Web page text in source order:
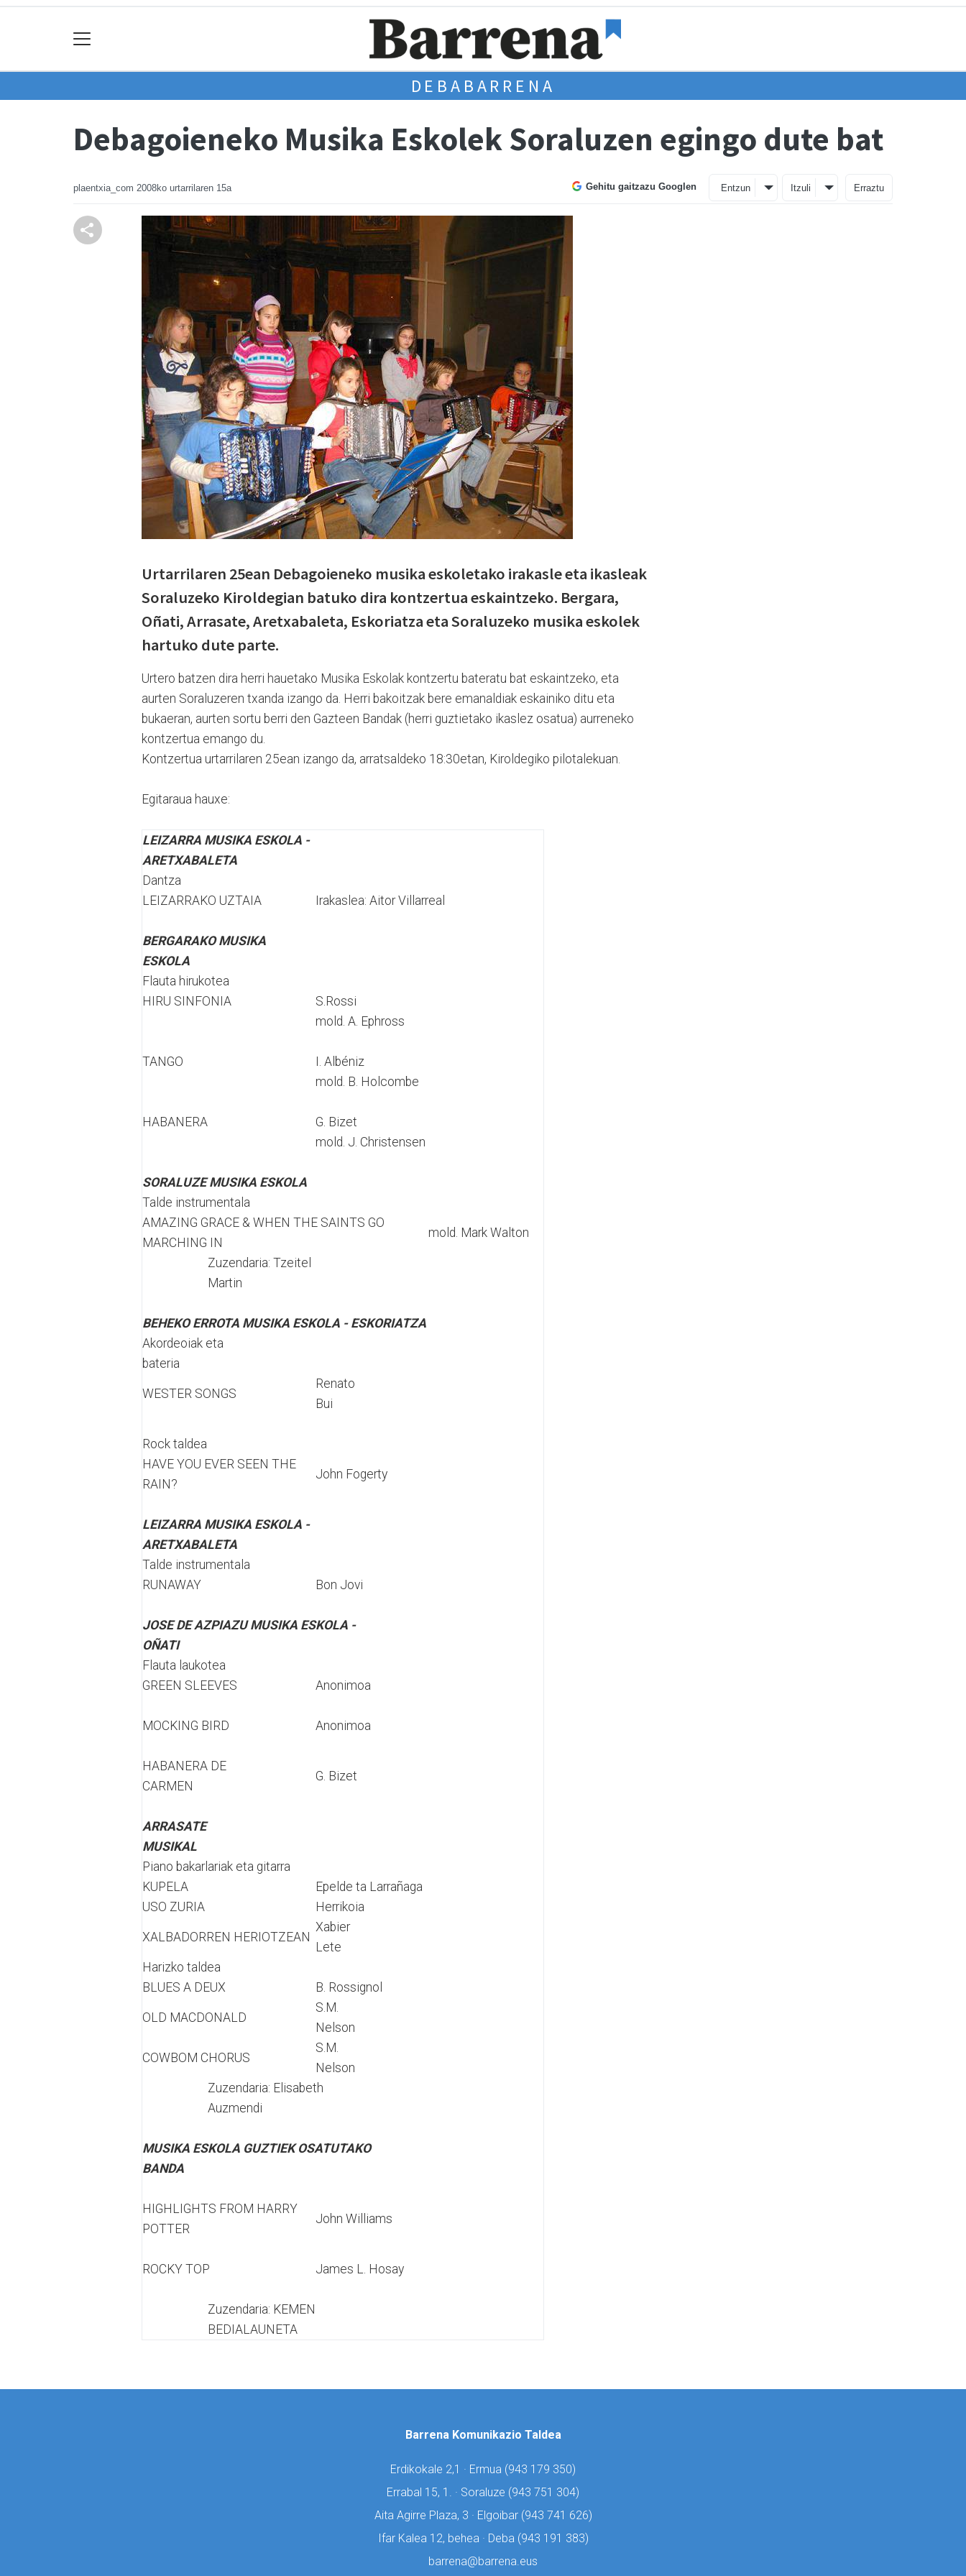
DEBABARRENA
Debagoieneko Musika Eskolek Soraluzen egingo dute bat
plaentxia_com 2008ko urtarrilaren 15a Gehitu gaitzazu Googlen Entzun Itzuli Erraztu
Urtarrilaren 25ean Debagoieneko musika eskoletako irakasle eta ikasleak
Soraluzeko Kiroldegian batuko dira kontzertua eskaintzeko. Bergara,
Oñati, Arrasate, Aretxabaleta, Eskoriatza eta Soraluzeko musika eskolek
hartuko dute parte.
Urtero batzen dira herri hauetako Musika Eskolak kontzertu bateratu bat eskaintzeko, eta
aurten Soraluzeren txanda izango da. Herri bakoitzak bere emanaldiak eskainiko ditu eta
bukaeran, aurten sortu berri den Gazteen Bandak (herri guztietako ikaslez osatua) aurreneko
kontzertua emango du.
Kontzertua urtarrilaren 25ean izango da, arratsaldeko 18:30etan, Kiroldegiko pilotalekuan.
Egitaraua hauxe:
LEIZARRA MUSIKA ESKOLA -
ARETXABALETA
Dantza
LEIZARRAKO UZTAIA
Irakaslea: Aitor Villarreal
BERGARAKO MUSIKA
ESKOLA
Flauta hirukotea
HIRU SINFONIA
S.Rossi
mold. A. Ephross
TANGO
I. Albéniz
mold. B. Holcombe
HABANERA
G. Bizet
mold. J. Christensen
SORALUZE MUSIKA ESKOLA
Talde instrumentala
AMAZING GRACE & WHEN THE SAINTS GO
MARCHING IN
mold. Mark Walton
Zuzendaria: Tzeitel
Martin
BEHEKO ERROTA MUSIKA ESKOLA - ESKORIATZA
Akordeoiak eta
bateria
WESTER SONGS
Renato
Bui
Rock taldea
HAVE YOU EVER SEEN THE
RAIN?
John Fogerty
LEIZARRA MUSIKA ESKOLA -
ARETXABALETA
Talde instrumentala
RUNAWAY
Bon Jovi
JOSE DE AZPIAZU MUSIKA ESKOLA -
OÑATI
Flauta laukotea
GREEN SLEEVES
Anonimoa
MOCKING BIRD Anonimoa
HABANERA DE
CARMEN
G. Bizet
ARRASATE
MUSIKAL
Piano bakarlariak eta gitarra
KUPELA
Epelde ta Larrañaga
USO ZURIA
Herrikoia
XALBADORREN HERIOTZEAN
Xabier
Lete
Harizko taldea
BLUES A DEUX
B. Rossignol
OLD MACDONALD
S.M.
Nelson
COWBOM CHORUS
S.M.
Nelson
Zuzendaria: Elisabeth
Auzmendi
MUSIKA ESKOLA GUZTIEK OSATUTAKO
BANDA
HIGHLIGHTS FROM HARRY
POTTER
John Williams
ROCKY TOP James L. Hosay
Zuzendaria: KEMEN
BEDIALAUNETA
Barrena Komunikazio Taldea
Erdikokale 2,1 · Ermua (943 179 350)
Errabal 15, 1. · Soraluze (943 751 304)
Aita Agirre Plaza, 3 · Elgoibar (943 741 626)
Ifar Kalea 12, behea · Deba (943 191 383)
barrena@barrena.eus